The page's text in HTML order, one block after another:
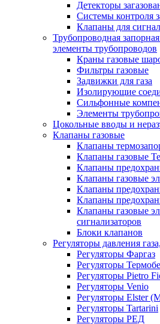
Детекторы
Системы контроля
Клапаны для
Трубопроводная
элементы трубопроводов
Краны газовые
Фильтры газовые
Задвижки для газа
Изолирующие
Сильфонные
Элементы
Цокольные вводы и
Клапаны газовые
Клапаны
Клапаны газовые
Клапаны
Клапаны газовые
Клапаны
Клапаны
Клапаны газовые
сигнализаторов
Блоки клапанов
Регуляторы давления
Регуляторы Фаргаз
Регуляторы
Регуляторы Pietro
Регуляторы Venio
Регуляторы Elster
Регуляторы Tartarini
Регуляторы РЕД